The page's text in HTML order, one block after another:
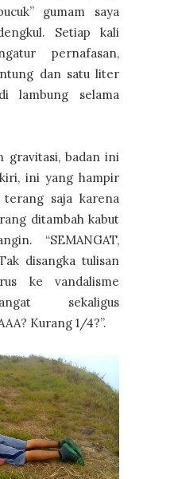
gumam saya
Setiap kali
pernafasan,
dan satu liter
lambung selama
gravitasi, badan ini
ini yang hampir
terang saja karena
ditambah kabut
“SEMANGAT,
disangka tulisan
ke vandalisme
sekaligus
Kurang 1/4?”.